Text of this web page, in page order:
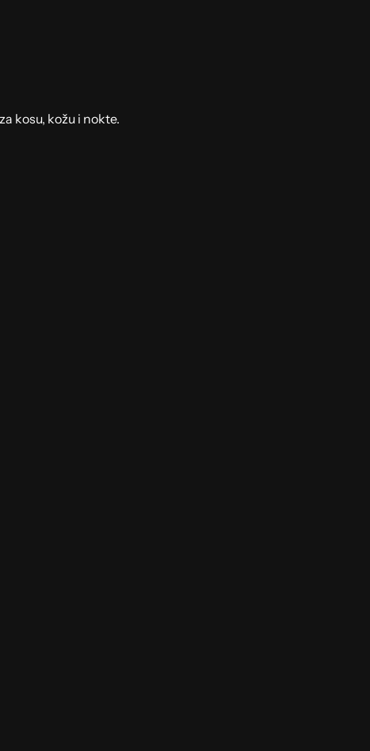
kosu, kožu i nokte.